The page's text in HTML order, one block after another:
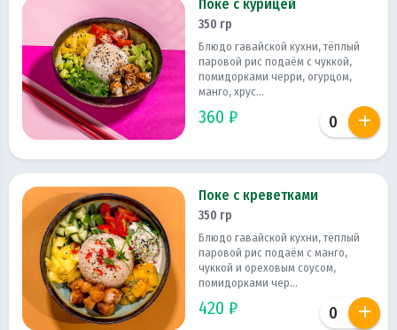
Поке с курицей
350 гр
Блюдо гавайской кухни, тёплый
паровой рис подаём с чуккой,
помидорками черри, огурцом,
манго, хрус...
360 ₽
Поке с креветками
350 гр
Блюдо гавайской кухни, тёплый
паровой рис подаём с манго,
чуккой и ореховым соусом,
помидорками чер...
420 ₽